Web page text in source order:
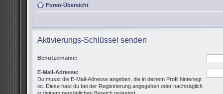
Foren-Übersicht
Aktivierungs-Schlüssel senden
Benutzername:
E-Mail-Adresse:
Du musst die E-Mail-Adresse angeben, die in deinem Profil hinterlegt
ist. Diese hast du bei der Registrierung angegeben oder nachträglich